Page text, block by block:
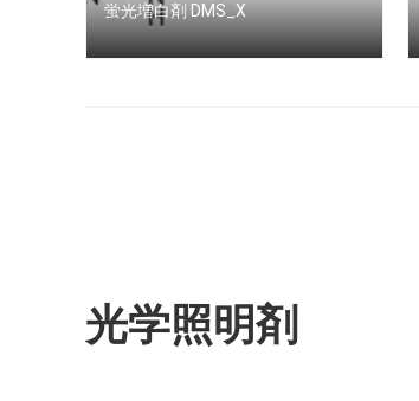
蛍光増白剤 DMS_X
光学照明剤